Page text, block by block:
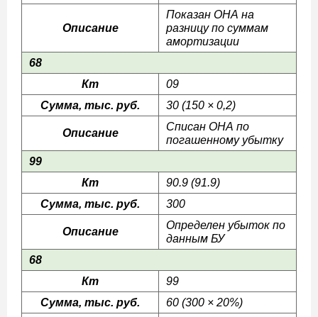
Описание
Показан ОНА на
разницу по суммам
амортизации
68
Кт
09
Сумма, тыс. руб.
30 (150 × 0,2)
Описание
Списан ОНА по
погашенному убытку
99
Кт
90.9 (91.9)
Сумма, тыс. руб.
300
Описание
Определен убыток по
данным БУ
68
Кт
99
Сумма, тыс. руб.
60 (300 × 20%)